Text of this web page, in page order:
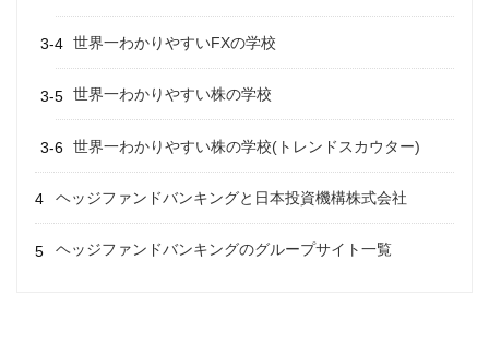
世界一わかりやすいFXの学校
世界一わかりやすい株の学校
世界一わかりやすい株の学校(トレンドスカウター)
ヘッジファンドバンキングと日本投資機構株式会社
ヘッジファンドバンキングのグループサイト一覧